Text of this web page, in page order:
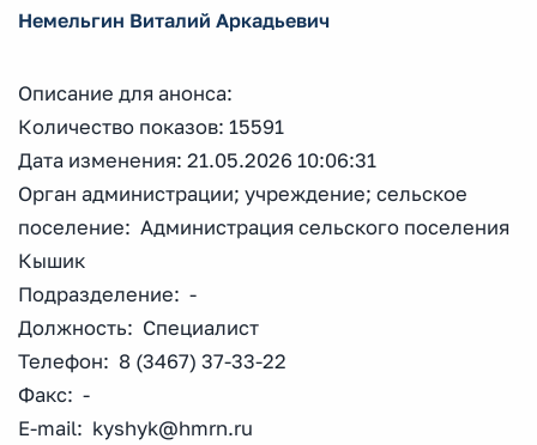
Немельгин Виталий Аркадьевич
Описание для анонса:
Количество показов: 15591
Дата изменения: 21.05.2026 10:06:31
Орган администрации; учреждение; сельское
поселение: Администрация сельского поселения
Кышик
Подразделение: -
Должность: Специалист
Телефон: 8 (3467) 37-33-22
Факс: -
E-mail: kyshyk@hmrn.ru